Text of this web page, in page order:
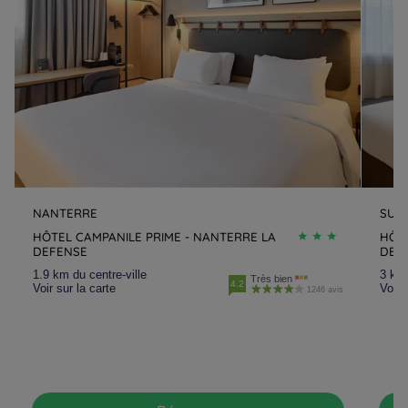
NANTERRE
HÔTEL CAMPANILE PRIME - NANTERRE LA
DEFENSE
1.9 km du centre-ville
Voir sur la carte
4.2 Très bien
1246 avis
3
Voir